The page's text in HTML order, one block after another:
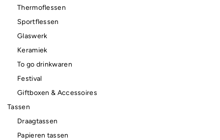
Thermoflessen
Sportflessen
Glaswerk
Keramiek
To go drinkwaren
Festival
Giftboxen & Accessoires
Tassen
Draagtassen
Papieren tassen